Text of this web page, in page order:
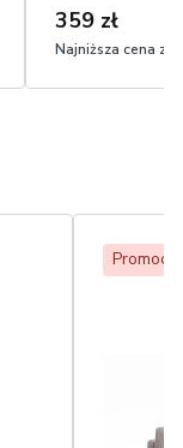
359 zł
Najniższa cena z
Promocja